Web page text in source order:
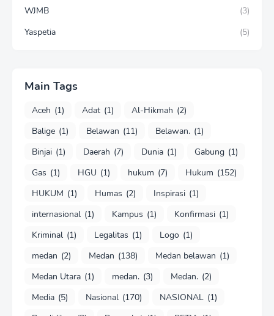
WJMB
(3)
Yaspetia
(5)
Main Tags
Aceh (1) Adat (1) Al-Hikmah (2)
Balige (1) Belawan (11) Belawan. (1)
Binjai (1) Daerah (7) Dunia (1) Gabung (1)
Gas (1) HGU (1) hukum (7) Hukum (152)
HUKUM (1) Humas (2) Inspirasi (1)
internasional (1) Kampus (1) Konfirmasi (1)
Kriminal (1) Legalitas (1) Logo (1)
medan (2) Medan (138) Medan belawan (1)
Medan Utara (1) medan. (3) Medan. (2)
Media (5) Nasional (170) NASIONAL (1)